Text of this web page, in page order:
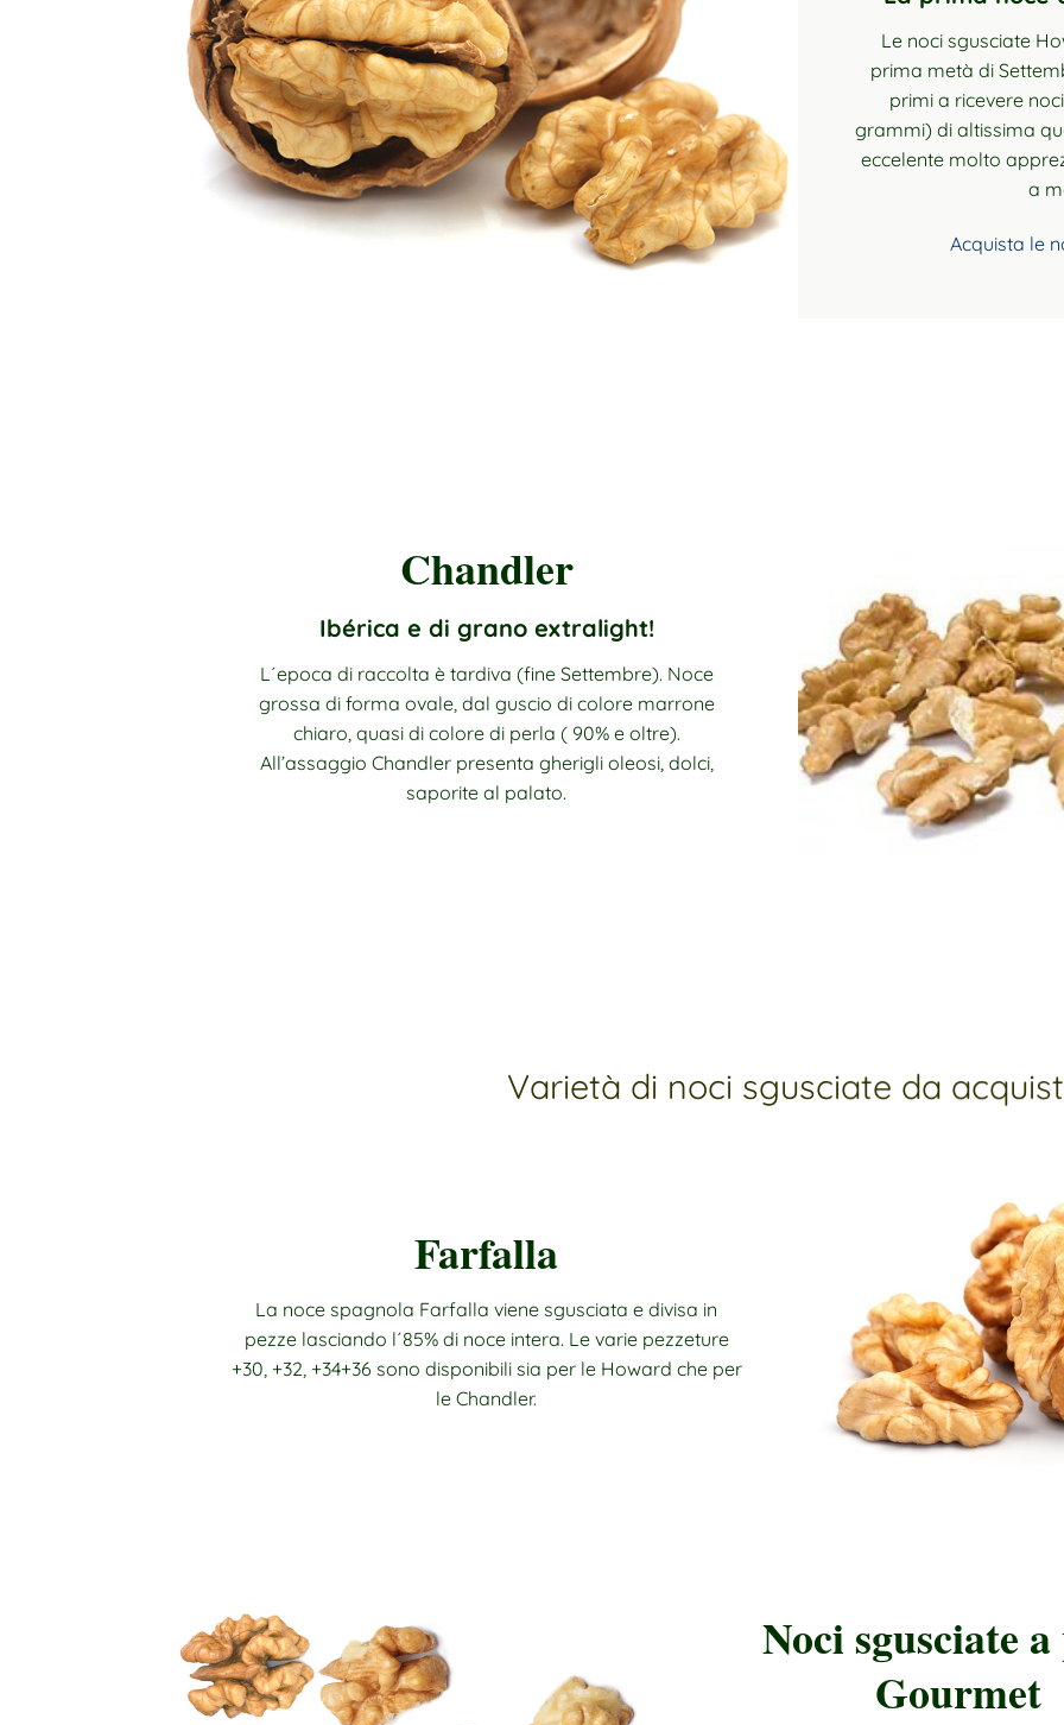
Le noci sgusciate
prima metà di
primi a ricevere
grammi) di altissima
eccelente molto
a
Acquista le
Chandler
Ibérica e di grano extralight!
L´epoca di raccolta è tardiva (fine Settembre). Noce
grossa di forma ovale, dal guscio di colore marrone
chiaro, quasi di colore di perla ( 90% e oltre).
All’assaggio Chandler presenta gherigli oleosi, dolci,
saporite al palato.
Varietà di noci sgusciate da
Farfalla
La noce spagnola Farfalla viene sgusciata e divisa in
pezze lasciando l´85% di noce intera. Le varie pezzeture
+30, +32, +34+36 sono disponibili sia per le Howard che per
le Chandler.
Noci sgusciate
Gourmet